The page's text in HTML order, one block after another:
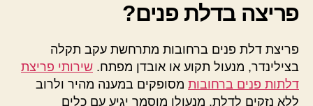
פריצה בדלת פנים?
פריצת דלת פנים ברחובות מתרחשת עקב תקלה
בצילינדר, מנעול תקוע או אובדן מפתח. שירותי פריצת
דלתות פנים ברחובות מסופקים במענה מהיר ולרוב
ללא נזקים לדלת. מנעולן מוסמך יגיע עם כלים